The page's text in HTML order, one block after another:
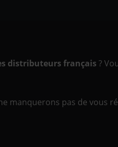
distributeurs français ?
manquerons pas de vous